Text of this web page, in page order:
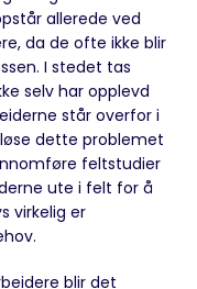
allerede ved
da de ofte ikke blir
I stedet tas
selv har opplevd
står overfor i
dette problemet
feltstudier
ute i felt for å
virkelig er
blir det